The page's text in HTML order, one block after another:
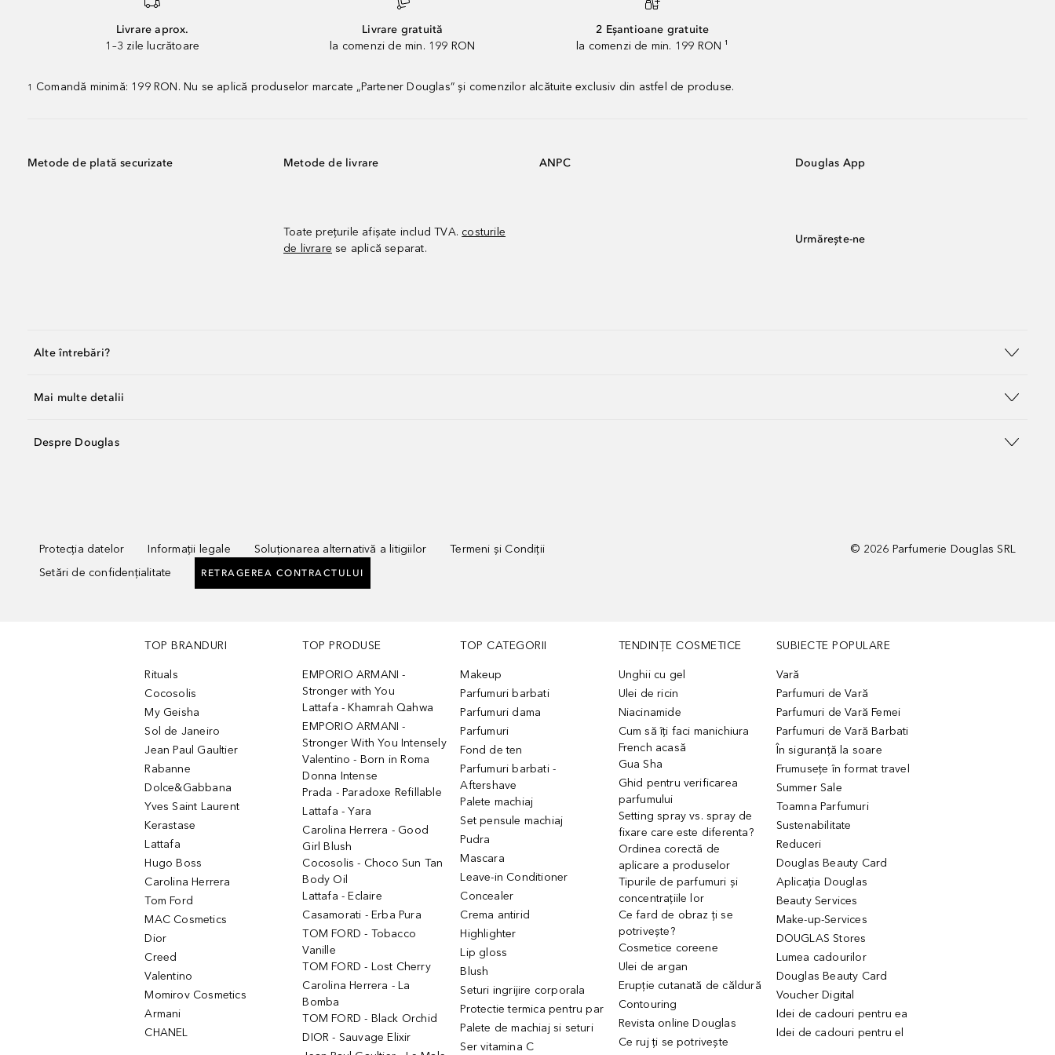
Livrare aprox.
1–3 zile lucrătoare
Livrare gratuită
la comenzi de min. 199 RON
2 Eșantioane gratuite
la comenzi de min. 199 RON ¹
1 Comandă minimă: 199 RON. Nu se aplică produselor marcate „Partener Douglas” și comenzilor alcătuite exclusiv din astfel de produse.
Metode de plată securizate Metode de livrare
Toate prețurile afișate includ TVA. costurile
de livrare se aplică separat.
ANPC Douglas App
Urmărește-ne
Alte întrebări?
Mai multe detalii
Despre Douglas
Protecția datelor Informații legale Soluționarea alternativă a litigiilor
Termeni și Condiții
Setări de confidențialitate
RETRAGEREA CONTRACTULUI
© 2026 Parfumerie Douglas SRL
TOP BRANDURI
Rituals
Cocosolis
My Geisha
Sol de Janeiro
Jean Paul Gaultier
Rabanne
Dolce&Gabbana
Yves Saint Laurent
Kerastase
Lattafa
Hugo Boss
Carolina Herrera
Tom Ford
MAC Cosmetics
Dior
Creed
Valentino
Momirov Cosmetics
Armani
CHANEL
TOP PRODUSE
EMPORIO ARMANI -
Stronger with You
Lattafa - Khamrah Qahwa
EMPORIO ARMANI -
Stronger With You Intensely
Valentino - Born in Roma
Donna Intense
Prada - Paradoxe Refillable
Lattafa - Yara
Carolina Herrera - Good
Girl Blush
Cocosolis - Choco Sun Tan
Body Oil
Lattafa - Eclaire
Casamorati - Erba Pura
TOM FORD - Tobacco
Vanille
TOM FORD - Lost Cherry
Carolina Herrera - La
Bomba
TOM FORD - Black Orchid
DIOR - Sauvage Elixir
TOP CATEGORII
Makeup
Parfumuri barbati
Parfumuri dama
Parfumuri
Fond de ten
Parfumuri barbati -
Aftershave
Palete machiaj
Set pensule machiaj
Pudra
Mascara
Leave-in Conditioner
Concealer
Crema antirid
Highlighter
Lip gloss
Blush
Seturi ingrijire corporala
Protectie termica pentru par
Palete de machiaj si seturi
Ser vitamina C
TENDINȚE COSMETICE
Unghii cu gel
Ulei de ricin
Niacinamide
Cum să îți faci manichiura
French acasă
Gua Sha
Ghid pentru verificarea
parfumului
Setting spray vs. spray de
fixare care este diferenta?
Ordinea corectă de
aplicare a produselor
Tipurile de parfumuri și
concentrațiile lor
Ce fard de obraz ți se
potrivește?
Cosmetice coreene
Ulei de argan
Erupție cutanată de căldură
Contouring
Revista online Douglas
Ce ruj ți se potrivește
SUBIECTE POPULARE
Vară
Parfumuri de Vară
Parfumuri de Vară Femei
Parfumuri de Vară Barbati
În siguranță la soare
Frumusețe în format travel
Summer Sale
Toamna Parfumuri
Sustenabilitate
Reduceri
Douglas Beauty Card
Aplicația Douglas
Beauty Services
Make-up-Services
DOUGLAS Stores
Lumea cadourilor
Douglas Beauty Card
Voucher Digital
Idei de cadouri pentru ea
Idei de cadouri pentru el